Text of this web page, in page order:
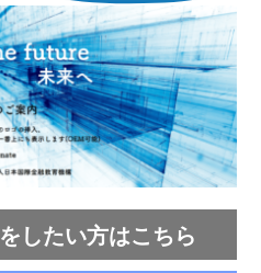
したい方はこちら